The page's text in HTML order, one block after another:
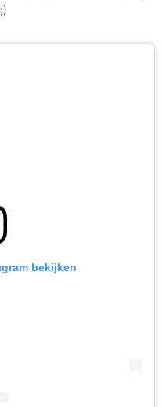
bekijken